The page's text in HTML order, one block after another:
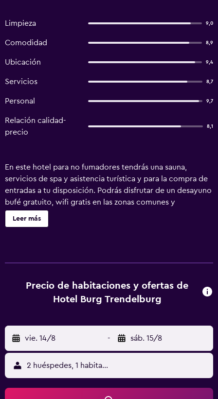
Limpieza 9,0
Comodidad 8,9
Ubicación 9,4
Servicios 8,7
Personal 9,7
Relación calidad-
precio
8,1
En este hotel para no fumadores tendrás una sauna,
servicios de spa y asistencia turística y para la compra de
entradas a tu disposición. Podrás disfrutar de un desayuno
bufé gratuito, wifi gratis en las zonas comunes y
aparcamiento gratuito. También encontrarás servicio de
celebración de bodas, un jardín y una tienda de recuerdos
equipados con bañera o ducha y artículos de higiene
personal gratuitos. Los huéspedes pueden navegar por la
escritorio y teléfono. Se ofrece servicio de limpieza todos
los días. Los servicios de ocio y esparcimiento en este
hotel incluyen sauna. Se pueden practicar las actividades
de ocio y esparcimiento que se indican más abajo en las
instalaciones o cerca del alojamiento (es posible que se
aplique un recargo).
Leer más
Precio de habitaciones y ofertas de
Hotel Burg Trendelburg
vie. 14/8 - sáb. 15/8
2 huéspedes, 1 habitación